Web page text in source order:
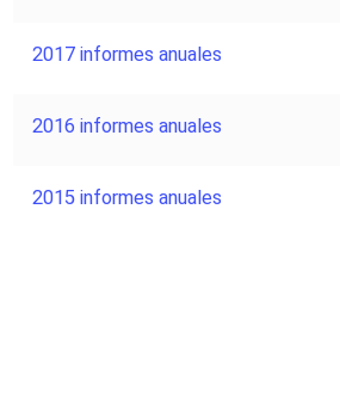
2017 informes anuales
2016 informes anuales
2015 informes anuales